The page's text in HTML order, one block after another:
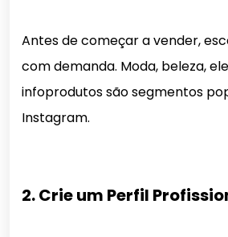
Antes de começar a vender,
com demanda. Moda, beleza,
infoprodutos são segmentos
Instagram.
2. Crie um Perfil